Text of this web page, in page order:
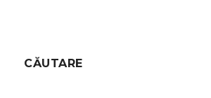
CĂUTARE